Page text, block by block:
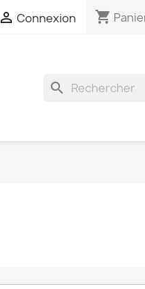
 Connexion shopping_cart
search